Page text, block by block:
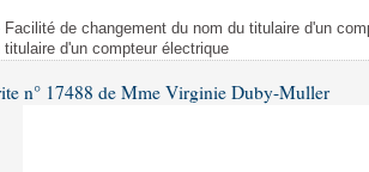
Facilité de changement du nom du titulaire d'un
titulaire d'un compteur électrique
n° 17488 de Mme Virginie Duby-Muller